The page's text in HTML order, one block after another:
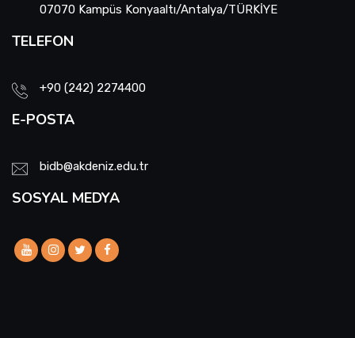
07070 Kampüs Konyaaltı/Antalya/TÜRKİYE
TELEFON
+90 (242) 2274400
E-POSTA
bidb@akdeniz.edu.tr
SOSYAL MEDYA